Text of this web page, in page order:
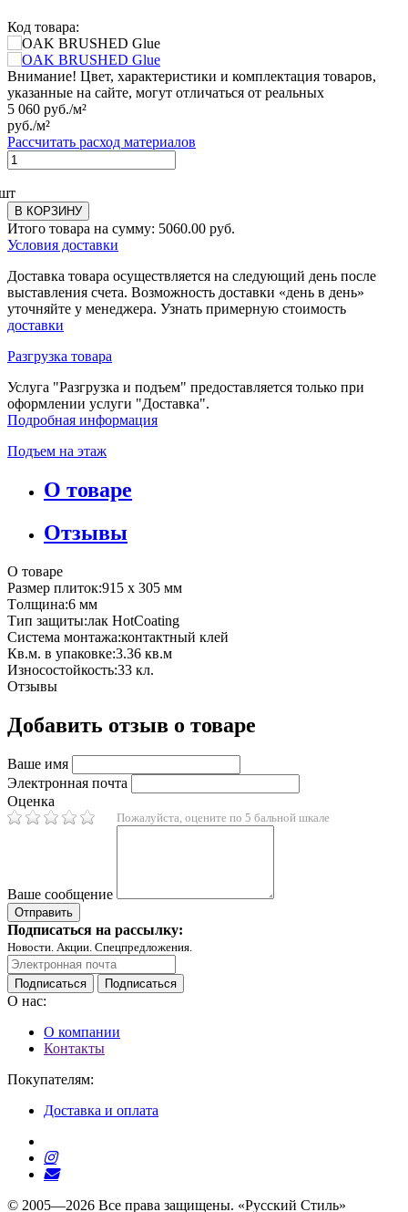
Код товара:
Внимание! Цвет, характеристики и комплектация товаров,
указанные на сайте, могут отличаться от реальных
5 060 руб./м²
руб./м²
Рассчитать расход материалов
В КОРЗИНУ
Итого товара на сумму: 5060.00 руб.
Условия доставки
Доставка товара осуществляется на следующий день после
выставления счета. Возможность доставки «день в день»
уточняйте у менеджера. Узнать примерную стоимость
доставки
Разгрузка товара
Услуга "Разгрузка и подъем" предоставляется только при
оформлении услуги "Доставка".
Подробная информация
Подъем на этаж
О товаре
Отзывы
О товаре
Размер плиток:915 х 305 мм
Tолщина:6 мм
Тип защиты:лак HotCoating
Система монтажа:контактный клей
Кв.м. в упаковке:3.36 кв.м
Износостойкость:33 кл.
Отзывы
Добавить отзыв о товаре
Ваше имя
Электронная почта
Оценка
Пожалуйста, оцените по 5 бальной шкале
Ваше сообщение
Подписаться на рассылку:
Новости. Акции. Спецпредложения.
Подписаться Подписаться
О нас:
О компании
Контакты
Покупателям:
Доставка и оплата
© 2005—2026 Все права защищены. «Русский Стиль»